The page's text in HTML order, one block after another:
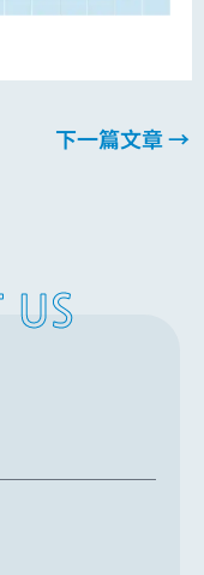
下一篇文章→
US